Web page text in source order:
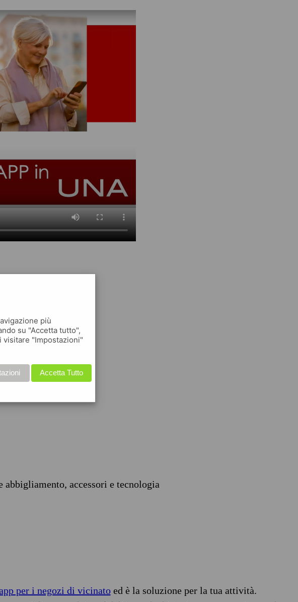
accessori e tecnologia
per i negozi di vicinatoed è la soluzione per la tua attività.
più
su "Accetta tutto",
visitare "Impostazioni"
Accetta Tutto